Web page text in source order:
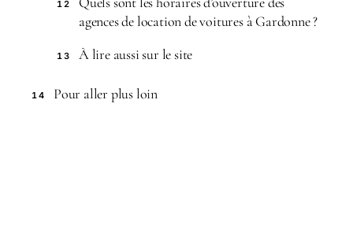
12
agences de location de voitures à Gardonne ?
13 À lire aussi sur le site
14 Pour aller plus loin